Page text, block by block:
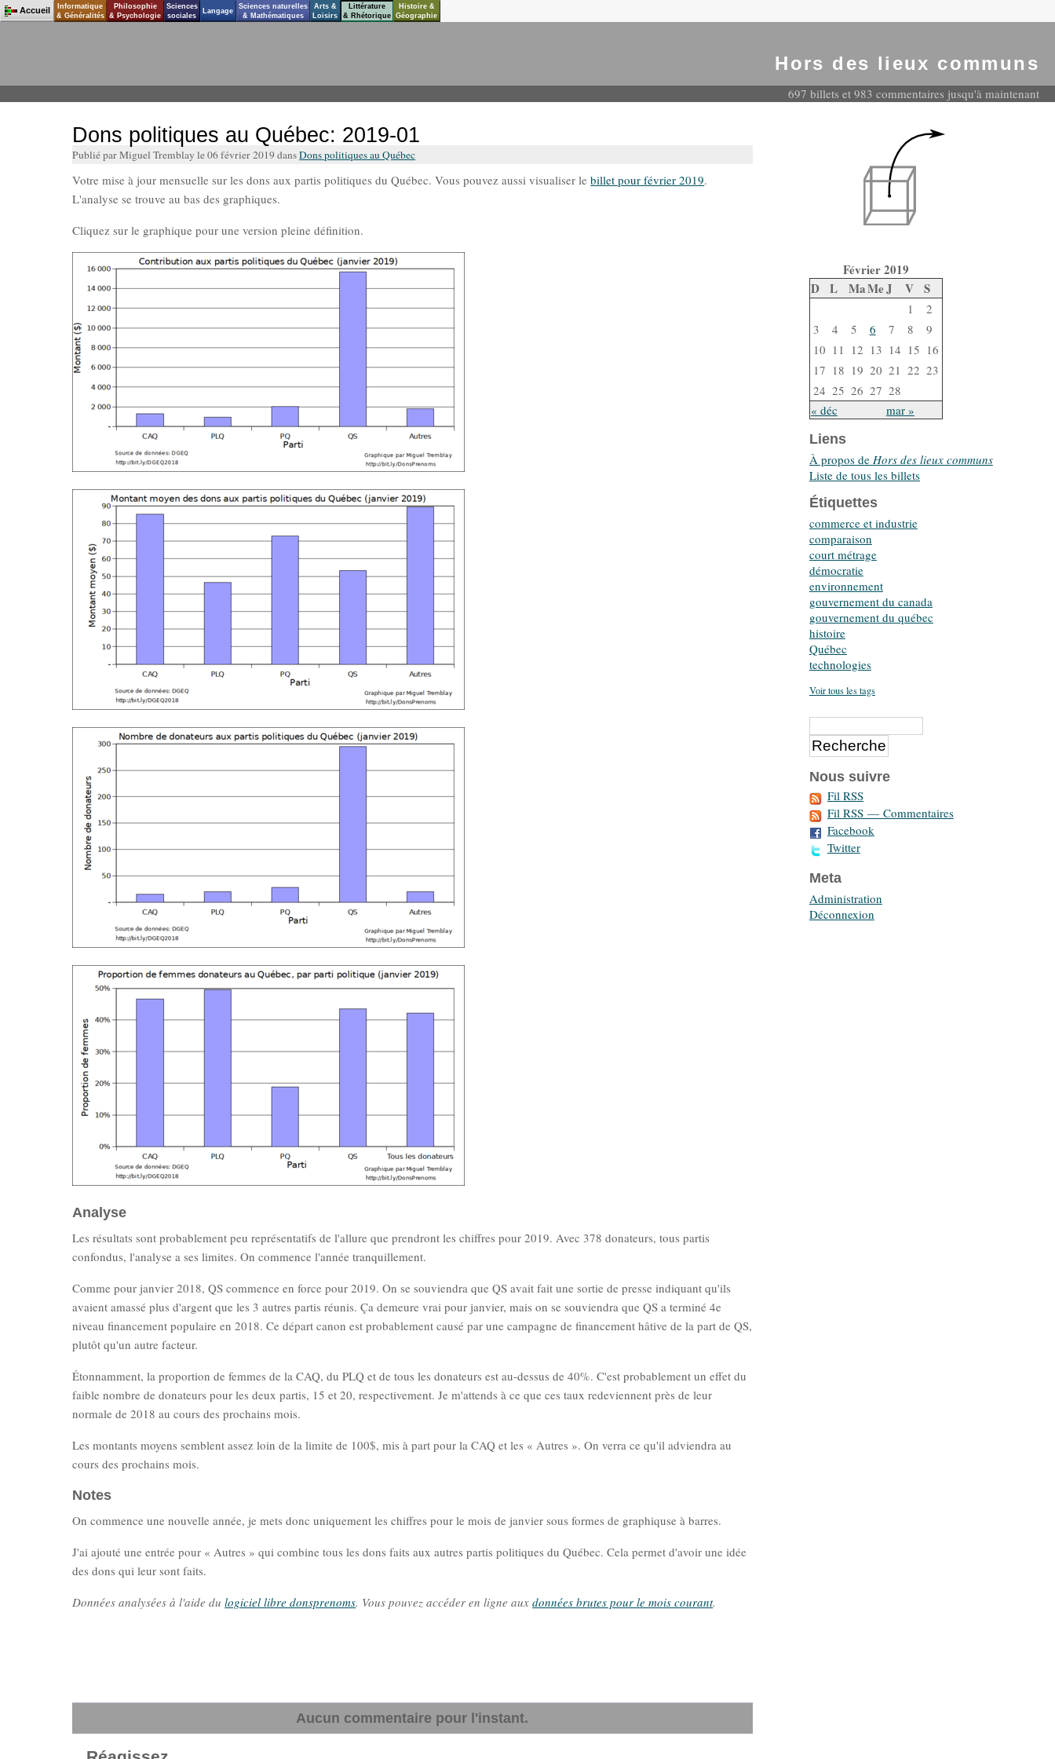
Hors des lieux communs
697 billets et 983 commentaires jusqu'à maintenant
Dons politiques au Québec: 2019-01
Publié par Miguel Tremblay le 06 février 2019 dansDons politiques au Québec
Votre mise à jour mensuelle sur les dons aux partis politiques du Québec. Vous pouvez aussi visualiser lebillet pour février 2019.
L'analyse se trouve au bas des graphiques.
Cliquez sur le graphique pour une version pleine définition.
Analyse
Les résultats sont probablement peu représentatifs de l'allure que prendront les chiffres pour 2019. Avec 378 donateurs, tous partis
confondus, l'analyse a ses limites. On commence l'année tranquillement.
Comme pour janvier 2018, QS commence en force pour 2019. On se souviendra que QS avait fait une sortie de presse indiquant qu'ils
avaient amassé plus d'argent que les 3 autres partis réunis. Ça demeure vrai pour janvier, mais on se souviendra que QS a terminé 4e
niveau financement populaire en 2018. Ce départ canon est probablement causé par une campagne de financement hâtive de la part de QS,
plutôt qu'un autre facteur.
Étonnamment, la proportion de femmes de la CAQ, du PLQ et de tous les donateurs est au-dessus de 40%. C'est probablement un effet du
faible nombre de donateurs pour les deux partis, 15 et 20, respectivement. Je m'attends à ce que ces taux redeviennent près de leur
normale de 2018 au cours des prochains mois.
Les montants moyens semblent assez loin de la limite de 100$, mis à part pour la CAQ et les « Autres ». On verra ce qu'il adviendra au
cours des prochains mois.
Notes
On commence une nouvelle année, je mets donc uniquement les chiffres pour le mois de janvier sous formes de graphiquse à barres.
J'ai ajouté une entrée pour « Autres » qui combine tous les dons faits aux autres partis politiques du Québec. Cela permet d'avoir une idée
des dons qui leur sont faits.
Données analysées à l'aide dulogiciel libre donsprenoms. Vous pouvez accéder en ligne auxdonnées brutes pour le mois courant.
Aucun commentaire pour l'instant.
Février 2019
D L MaMeJ V S
« déc mar »
1
2
3
4 5 6 7 8
9
10 11 12 13 14 15 16
17 18 19 20 21 22 23
24 25 26 27 28
Liens
À propos de Hors des lieux communs
Liste de tous les billets
Étiquettes
commerce et industrie
comparaison
court métrage
démocratie
environnement
gouvernement du canada
gouvernement du québec
histoire
Québec
technologies
Voir tous les tags
Nous suivre
Fil RSS
Fil RSS — Commentaires
Facebook
Twitter
Meta
Administration
Déconnexion
Accueil
Informatique
& Généralités
Philosophie
& Psychologie
Sciences
sociales
Langage
Sciences naturelles
& Mathématiques
Arts &
Loisirs
Littérature
& Rhétorique
Histoire &
Géographie